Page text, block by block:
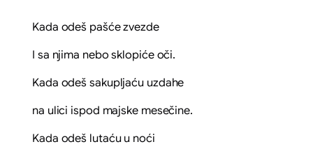
Kada odeš pašće zvezde
I sa njima nebo sklopiće oči.
Kada odeš sakupljaću uzdahe
na ulici ispod majske mesečine.
Kada odeš lutaću u noći